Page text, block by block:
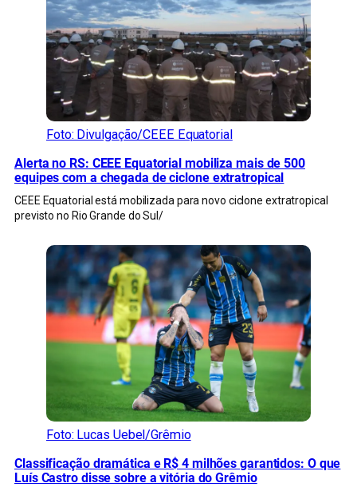
Foto: Divulgação/CEEE Equatorial
Alerta no RS: CEEE Equatorial mobiliza mais de 500
equipes com a chegada de ciclone extratropical
CEEE Equatorial está mobilizada para novo ciclone extratropical
previsto no Rio Grande do Sul/
Foto: Lucas Uebel/Grêmio
Classificação dramática e R$ 4 milhões garantidos: O que
Luís Castro disse sobre a vitória do Grêmio